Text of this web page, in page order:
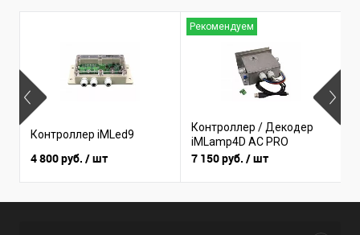
Контроллер iMLed9
4 800 руб. / шт
Рекомендуем
Контроллер / Декодер
iMLamp4D AC PRO
7 150 руб. / шт